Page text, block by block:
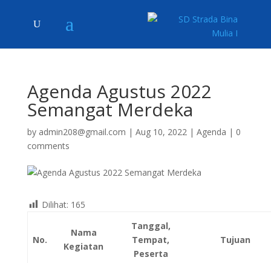
Agenda Agustus 2022
Semangat Merdeka
by admin208@gmail.com | Aug 10, 2022| Agenda | 0
comments
Dilihat: 165
No.
Nama
Kegiatan
Tanggal,
Tempat,
Peserta
Tujuan